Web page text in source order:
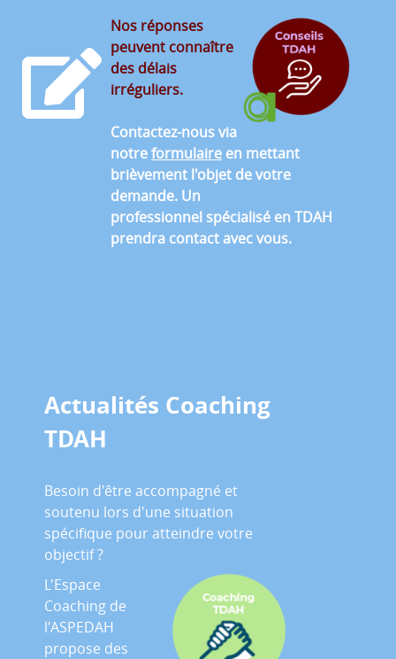
Nos réponses
peuvent connaître
des délais
irréguliers.
Contactez-nous via
notreformulaire en mettant
brièvement l'objet de votre
demande. Un
professionnel spécialisé en TDAH
prendra contact avec vous.
Actualités Coaching
TDAH
Besoin d'être accompagné et
soutenu lors d'une situation
spécifique pour atteindre votre
objectif ?
L'Espace
Coaching de
l'ASPEDAH
propose des